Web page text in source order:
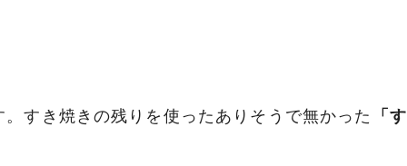
すき焼きの残りを使ったありそうで無かった 「